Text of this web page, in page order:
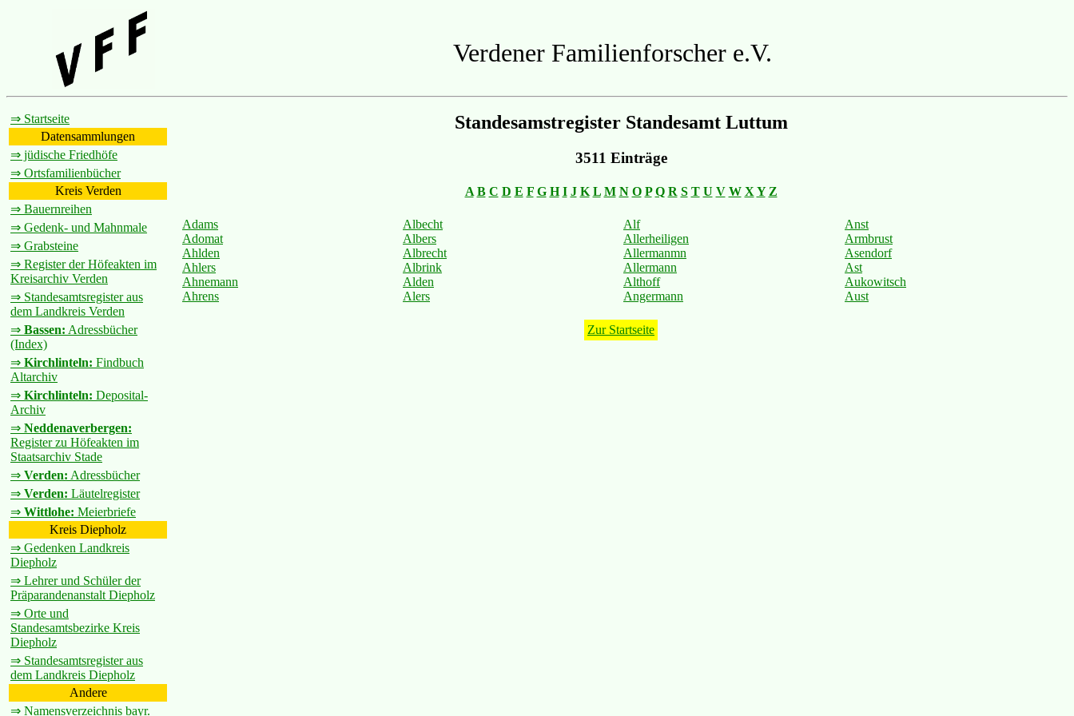
Verdener Familienforscher e.V.
⇒ Startseite
Datensammlungen
⇒ jüdische Friedhöfe
⇒ Ortsfamilienbücher
Kreis Verden
⇒ Bauernreihen
⇒ Gedenk- und Mahnmale
⇒ Grabsteine
⇒ Register der Höfeakten im
Kreisarchiv Verden
⇒ Standesamtsregister aus
dem Landkreis Verden
⇒ Bassen: Adressbücher
(Index)
⇒ Kirchlinteln: Findbuch
Altarchiv
⇒ Kirchlinteln: Deposital-
Archiv
⇒ Neddenaverbergen:
Register zu Höfeakten im
Staatsarchiv Stade
⇒ Verden: Adressbücher
⇒ Verden: Läutelregister
⇒ Wittlohe: Meierbriefe
Kreis Diepholz
⇒ Gedenken Landkreis
Diepholz
⇒ Lehrer und Schüler der
Präparandenanstalt Diepholz
⇒ Orte und
Standesamtsbezirke Kreis
Diepholz
⇒ Standesamtsregister aus
dem Landkreis Diepholz
Andere
⇒ Namensverzeichnis bayr.
Standesamstregister Standesamt Luttum
3511 Einträge
A B C D E F G H I J K L M N O P Q R S T U V W X Y Z
Adams
Adomat
Ahlden
Ahlers
Ahnemann
Ahrens
Albecht
Albers
Albrecht
Albrink
Alden
Alers
Alf
Allerheiligen
Allermanmn
Allermann
Althoff
Angermann
Anst
Armbrust
Asendorf
Ast
Aukowitsch
Aust
Zur Startseite